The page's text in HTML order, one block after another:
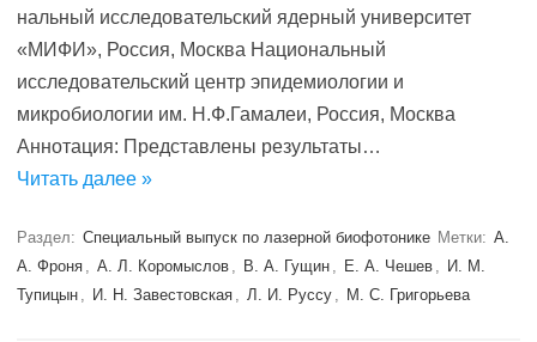
нальный исследовательский ядерный университет
«МИФИ», Рос­сия, Москва Национальный
исследовательский центр эпидемиологии и
микробиологии им. Н.Ф.Гамалеи, Россия, Москва
Аннотация: Представлены результаты…
Читать далее »
Раздел: Специальный выпуск по лазерной биофотонике Метки: А.
А. Фроня , А. Л. Коромыслов , В. А. Гущин , Е. А. Чешев , И. М.
Тупицын , И. Н. Завестовская , Л. И. Руссу , М. С. Григорьева